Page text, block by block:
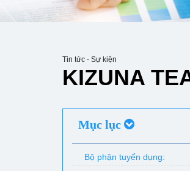
Tin tức - Sự kiện
KIZUNA
Mục lục
Bộ phận tuyển dụng: